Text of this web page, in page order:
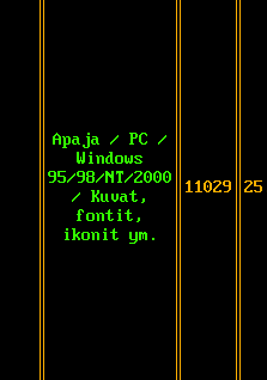
Apaja / PC /
Windows
95/98/NT/2000
/ Kuvat,
fontit,
ikonit ym.
11029